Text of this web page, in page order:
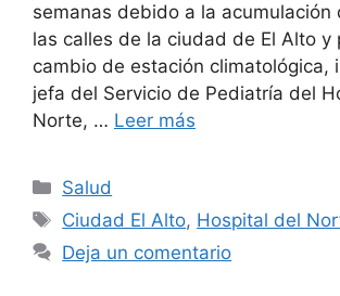
semanas debido a la acumulación
las calles de la ciudad de El Alto y
cambio de estación climatológica,
jefa del Servicio de Pediatría del
Norte, … Leer más
Categorías
Salud
Etiquetas
Ciudad El Alto, Hospital del
Deja un comentario